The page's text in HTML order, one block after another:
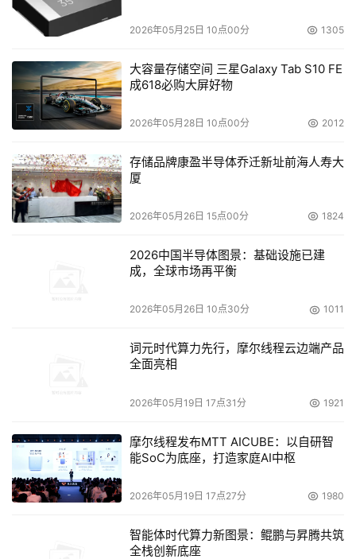
2026年05月25日 10点00分 1305
大容量存储空间 三星Galaxy Tab S10 FE
成618必购大屏好物
2026年05月28日 10点00分 2012
存储品牌康盈半导体乔迁新址前海人寿大
厦
2026年05月26日 15点00分 1824
2026中国半导体图景：基础设施已建
成，全球市场再平衡
2026年05月26日 10点30分 1011
词元时代算力先行，摩尔线程云边端产品
全面亮相
2026年05月19日 17点31分 1921
摩尔线程发布MTT AICUBE：以自研智
能SoC为底座，打造家庭AI中枢
2026年05月19日 17点27分 1980
智能体时代算力新图景：鲲鹏与昇腾共筑
全栈创新底座